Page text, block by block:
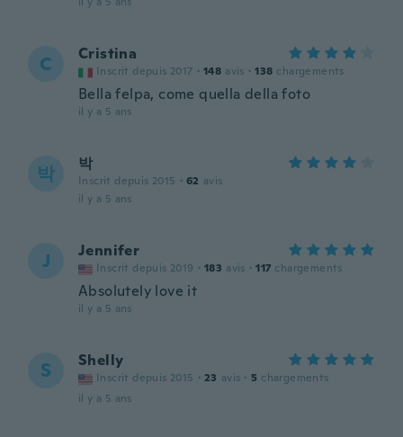
C Cristina
Inscrit depuis 2017 · 148 avis · 138 chargements
Bella felpa, come quella della foto
il y a 5 ans
박 박
Inscrit depuis 2015 · 62 avis
il y a 5 ans
J Jennifer
Inscrit depuis 2019 · 183 avis · 117 chargements
Absolutely love it
il y a 5 ans
S Shelly
Inscrit depuis 2015 · 23 avis · 5 chargements
il y a 5 ans